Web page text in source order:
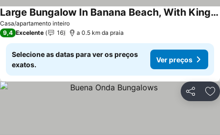
Casa/apartamento inteiro
Large Bungalow In Banana Beach, With King And Queen Bed. A/c, Wifi, Kitchenette
9,4 Excelente 16 a 0.5 km da praia
Selecione as datas para ver os preços
exatos.
Ver preços
Partilhar